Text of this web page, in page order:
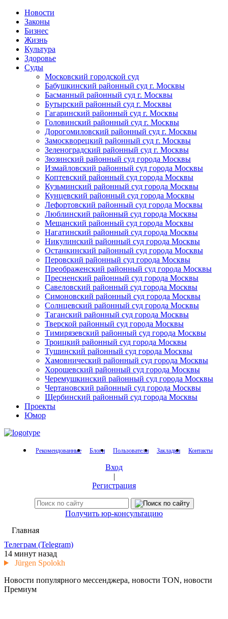
Новости
Законы
Бизнес
Жизнь
Культура
Здоровье
Суды
Московский городской суд
Бабушкинский районный суд г. Москвы
Басманный районный суд г. Москвы
Бутырский районный суд г. Москвы
Гагаринский районный суд г. Москвы
Головинский районный суд г. Москвы
Дорогомиловский районный суд г. Москвы
Замоскворецкий районный суд г. Москвы
Зеленоградский районный суд г. Москвы
Зюзинский районный суд города Москвы
Измайловский районный суд города Москвы
Коптевский районный суд города Москвы
Кузьминский районный суд города Москвы
Кунцевский районный суд города Москвы
Лефортовский районный суд города Москвы
Люблинский районный суд города Москвы
Мещанский районный суд города Москвы
Нагатинский районный суд города Москвы
Никулинский районный суд города Москвы
Останкинский районный суд города Москвы
Перовский районный суд города Москвы
Преображенский районный суд города Москвы
Пресненский районный суд города Москвы
Савеловский районный суд города Москвы
Симоновский районный суд города Москвы
Солнцевский районный суд города Москвы
Таганский районный суд города Москвы
Тверской районный суд города Москвы
Тимирязевский районный суд города Москвы
Троицкий районный суд города Москвы
Тушинский районный суд города Москвы
Хамовнический районный суд города Москвы
Хорошевский районный суд города Москвы
Черемушкинский районный суд города Москвы
Чертановский районный суд города Москвы
Щербинский районный суд города Москвы
Проекты
Юмор
Рекомендованные Блоги Пользователи Закладки Контакты
Вход
|
Регистрация
Получить юр-консультацию
Главная
Телеграм (Telegram)
14 минут назад
Jürgen Spolokh
Новости популярного мессенджера, новости ТON, новости
Премиум